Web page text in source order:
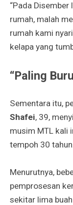
“Pada
rumah, malah
rumah kami
kelapa yang
“Paling
Sementara itu,
Shafei, 39,
musim MTL kali
tempoh 30 tahun.
Menurutnya,
pemprosesan
sekitar lima